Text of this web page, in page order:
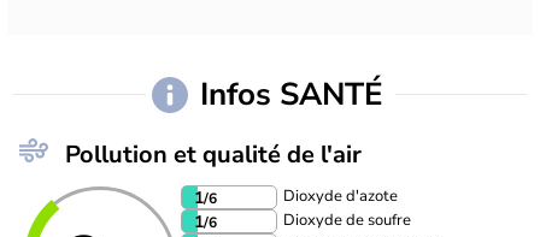
Infos SANTÉ
Pollution et qualité de l'air
1/6 Dioxyde d'azote
1/6 Dioxyde de soufre